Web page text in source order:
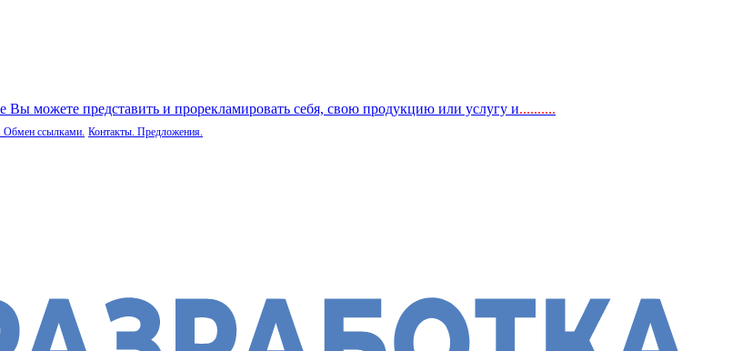
Вы можете представить и прорекламировать себя, свою продукцию или услугу и..........
Обмен ссылками. Контакты. Предложения.